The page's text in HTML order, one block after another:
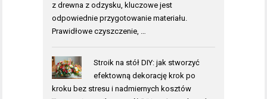
z drewna z odzysku, kluczowe jest
odpowiednie przygotowanie materiału.
Prawidłowe czyszczenie, …
Stroik na stół DIY: jak stworzyć
efektowną dekorację krok po
kroku bez stresu i nadmiernych kosztów